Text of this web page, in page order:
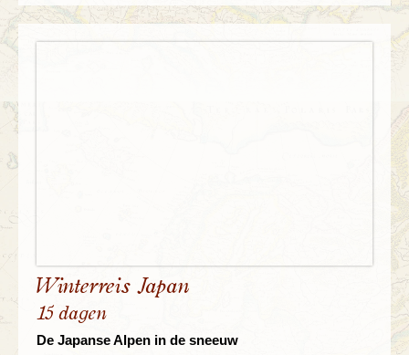
Winterreis Japan
15 dagen
De Japanse Alpen in de sneeuw